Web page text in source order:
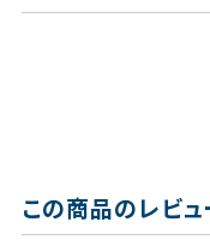
この商品のレビュ